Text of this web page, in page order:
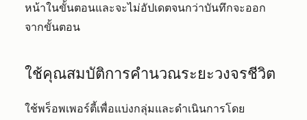
หน้าในขั้นตอนและจะไม่อัปเดตจนกว่าบันทึกจะออก
จากขั้นตอน
ใช้คุณสมบัติการคำนวณระยะวงจรชีวิต
ใช้พร็อพเพอร์ตี้เพื่อแบ่งกลุ่มและดำเนินการโดย